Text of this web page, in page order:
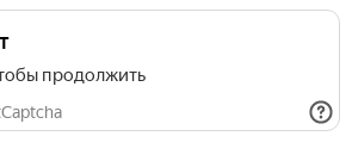
продолжить